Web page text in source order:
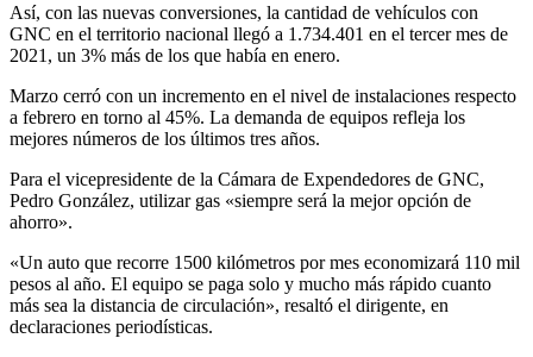
Así, con las nuevas conversiones, la cantidad de vehículos con
GNC en el territorio nacional llegó a 1.734.401 en el tercer mes de
2021, un 3% más de los que había en enero.
Marzo cerró con un incremento en el nivel de instalaciones respecto
a febrero en torno al 45%. La demanda de equipos refleja los
mejores números de los últimos tres años.
Para el vicepresidente de la Cámara de Expendedores de GNC,
Pedro González, utilizar gas «siempre será la mejor opción de
ahorro».
«Un auto que recorre 1500 kilómetros por mes economizará 110 mil
pesos al año. El equipo se paga solo y mucho más rápido cuanto
más sea la distancia de circulación», resaltó el dirigente, en
declaraciones periodísticas.